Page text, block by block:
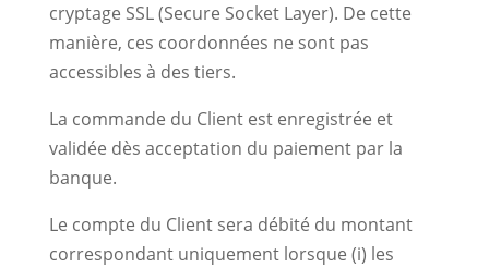
cryptage SSL (Secure Socket Layer). De cette
manière, ces coordonnées ne sont pas
accessibles à des tiers.
La commande du Client est enregistrée et
validée dès acceptation du paiement par la
banque.
Le compte du Client sera débité du montant
correspondant uniquement lorsque (i) les